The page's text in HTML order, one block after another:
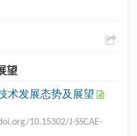
望
术发展态势及展望
10.15302/J-SSCAE-